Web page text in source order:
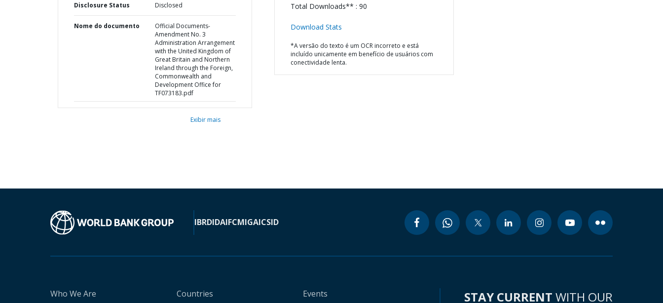
Disclosure Status Disclosed
Nome do documento
Official Documents-
Amendment No. 3
Administration Arrangement
with the United Kingdom of
Great Britain and Northern
Ireland through the Foreign,
Commonwealth and
Development Office for
TF073183.pdf
Exibir mais
Total Downloads** : 90
Download Stats
*A versão do texto é um OCR incorreto e está
incluído unicamente em benefício de usuários com
conectividade lenta.
IBRDIDAIFCMIGAICSID
Who We Are Countries Events STAY CURRENT WITH OUR